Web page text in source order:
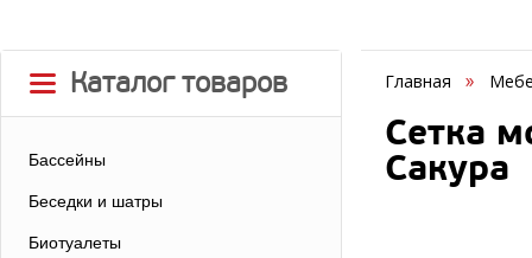
Каталог товаров
Бассейны
Беседки и шатры
Биотуалеты
Главная
Сетка
Сакура